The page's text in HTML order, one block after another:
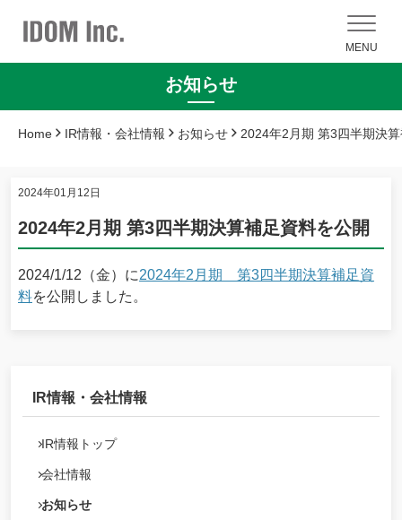
MENU
お知らせ
Home IR情報・会社情報 お知らせ 2024年2月期 第3四半期決
2024年01月12日
2024年2月期 第3四半期決算補足資料を公開
2024/1/12（金）に2024年2月期 第3四半期決算補足資
料を公開しました。
IR情報・会社情報
IR情報トップ
会社情報
お知らせ